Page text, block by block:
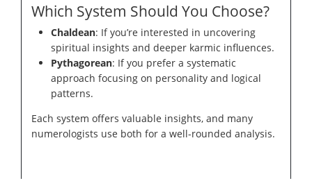
Which System Should You Choose?
Chaldean: If you’re interested in uncovering
spiritual insights and deeper karmic influences.
Pythagorean: If you prefer a systematic
approach focusing on personality and logical
patterns.
Each system offers valuable insights, and many
numerologists use both for a well-rounded analysis.